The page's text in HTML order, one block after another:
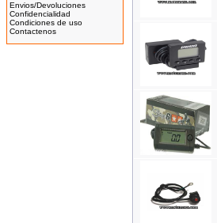
425.00EUR
---------
Envios/Devoluciones
Confidencialidad
Condiciones de uso
Contactenos